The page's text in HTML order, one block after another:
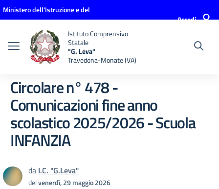
Vai ai contenuti
Vai al menu di navigazione
Vai al footer
Ministero dell'Istruzione e del
Accedi
Istituto Comprensivo
Statale
"G. Leva"
Travedona-Monate (VA)
Circolare n° 478 -
Comunicazioni fine anno
scolastico 2025/2026 - Scuola
INFANZIA
da I.C. "G.Leva"
delvenerdì, 29 maggio 2026